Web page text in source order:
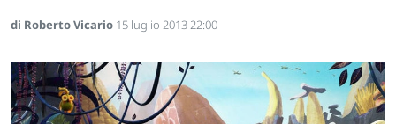
di Roberto Vicario 15 luglio 2013 22:00